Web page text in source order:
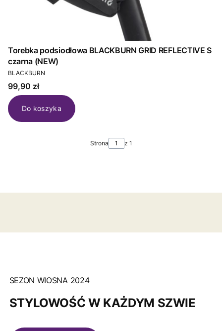
Torebka podsiodłowa BLACKBURN GRID REFLECTIVE S
czarna (NEW)
PRODUCENT
BLACKBURN
Cena
99,90 zł
Do koszyka
Strona z 1
SEZON WIOSNA 2024
STYLOWOŚĆ W KAŻDYM SZWIE